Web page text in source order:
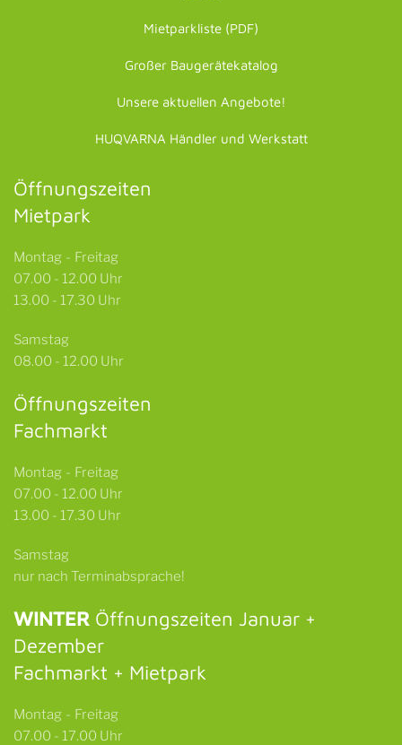
Mietparkliste (PDF)
Großer Baugerätekatalog
Unsere aktuellen Angebote!
HUQVARNA Händler und Werkstatt
Öffnungszeiten
Mietpark
Montag - Freitag
07.00 - 12.00 Uhr
13.00 - 17.30 Uhr
Samstag
08.00 - 12.00 Uhr
Öffnungszeiten
Fachmarkt
Montag - Freitag
07.00 - 12.00 Uhr
13.00 - 17.30 Uhr
Samstag
nur nach Terminabsprache!
WINTER Öffnungszeiten Januar +
Dezember
Fachmarkt + Mietpark
Montag - Freitag
07.00 - 17.00 Uhr